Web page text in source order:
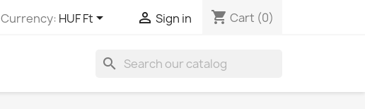
Currency: HUF Ft  Sign in shopping_cart Cart (0)
search